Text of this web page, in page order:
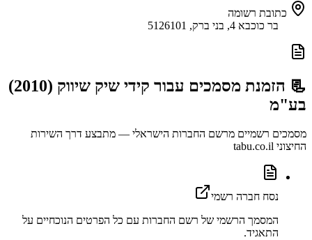
כתובת רשומה
בר כוכבא 4, בני ברק, 5126101
📃 הזמנת מסמכים עבור
קידי שיק שיווק (2010)
בע"מ
מסמכים רשמיים מרשם החברות הישראלי — מתבצע דרך השירות
החיצוני tabu.co.il
נסח חברה רשמי
המסמך הרשמי של רשם החברות עם כל הפרטים הנוכחיים על
התאגיד.